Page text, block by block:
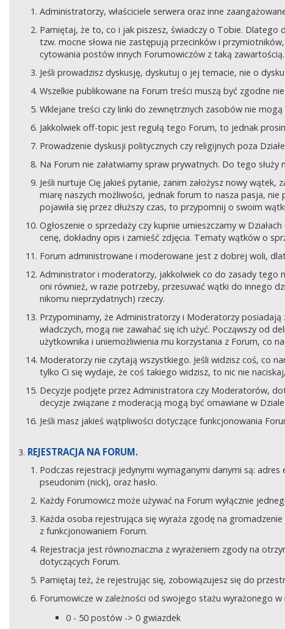
Administratorzy, właściciele serwera oraz inne
Pamiętaj, że to, co i jak piszesz, świadczy o Tobie.
tzw. mocne słowa nie zastępują przecinków i
cytowania postów innych Forumowiczów z taką zawartością.
Jeśli prowadzisz dyskusję, dyskutuj o jej temacie, nie o
Wszelkie publikowane na Forum treści muszą być zgodne
Wklejane treści czy linki do zewnętrznych zasobów nie
Jakkolwiek off-topic jest regułą tego Forum, to jednak
Prowadzenie dyskusji politycznych czy religijnych poza
Na Forum nie załatwiamy spraw prywatnych. Do tego
Jeśli nurtuje Cię jakieś pytanie, zanim założysz nowy
miarę naszych możliwości, jednak forum to nasza pasja, nie
pojawiła się przez dłuższy czas, to przypomnij o swoim
Ogłoszenie o sprzedaży czy kupnie umieszczamy w
cenę, dokładny opis i zamieść zdjęcia. Tematy wątków o
Forum administrowane i moderowane jest z dobrej woli,
Administrator i moderatorzy, jakkolwiek co do zasady tego
oni również, w razie potrzeby, przesuwać wątki do innego
nikomu nieprzydatnych) rzeczy.
Przypominamy, że Administratorzy i Moderatorzy posiadają
władczych, mogą nie zawahać się ich użyć. Począwszy od
użytkownika i uniemożliwienia mu korzystania z Forum, co
Moderatorzy nie czytają wszystkiego. Jeśli widzisz coś, co
tylko Ci się wydaje, że coś takiego widzisz, to nic nie
Decyzje podjęte przez Administratora czy Moderatorów,
decyzje związane z moderacją mogą być omawiane w Dziale
Jeśli masz jakieś wątpliwości dotyczące funkcjonowania
REJESTRACJA NA FORUM.
Podczas rejestracji jedynymi wymaganymi danymi są:
pseudonim (nick), oraz hasło.
Każdy Forumowicz może używać na Forum wyłącznie
Każda osoba rejestrująca się wyraża zgodę na
z funkcjonowaniem Forum.
Rejestracja jest równoznaczna z wyrażeniem zgody na
dotyczących Forum.
Pamiętaj też, że rejestrując się, zobowiązujesz się do
Forumowicze w zależności od swojego stażu wyrażonego
0 - 50 postów -> 0 gwiazdek